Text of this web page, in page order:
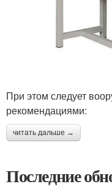
При этом следует
рекомендациями:
читать дальше →
Последние